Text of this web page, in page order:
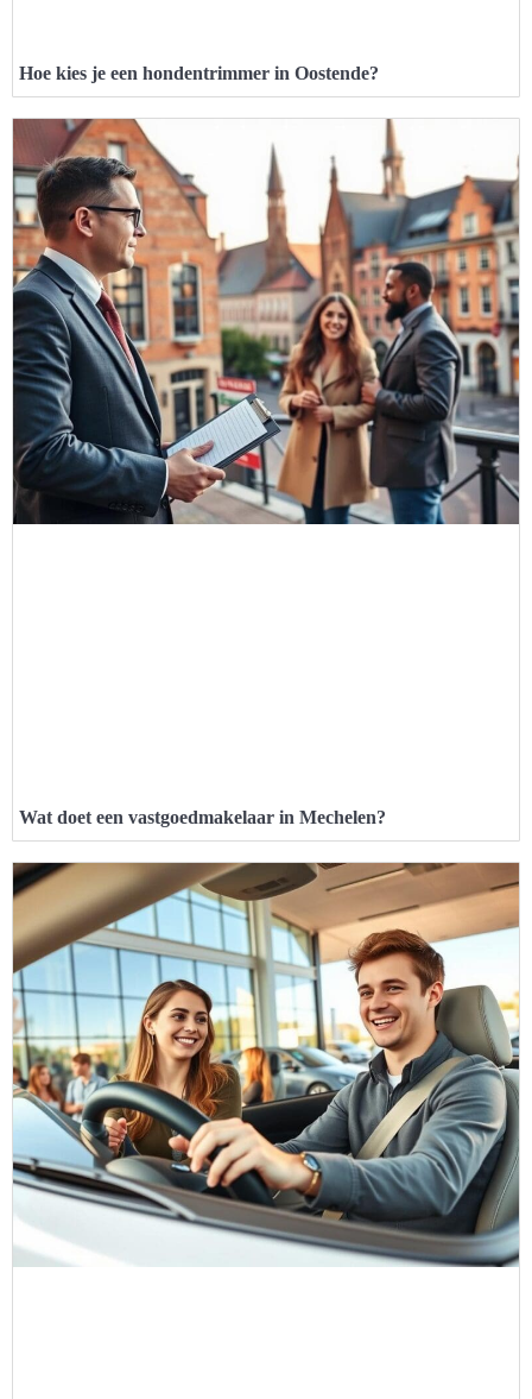
Hoe kies je een hondentrimmer in Oostende?
Wat doet een vastgoedmakelaar in Mechelen?